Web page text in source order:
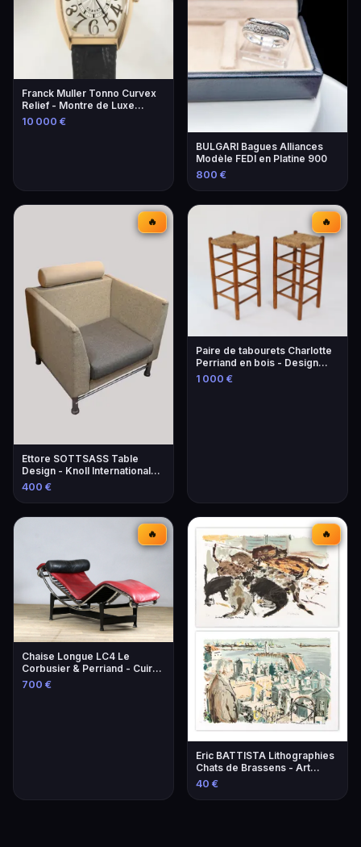
Franck Muller Tonno Curvex
Relief - Montre de Luxe
Unique
10 000 €
BULGARI Bagues Alliances
Modèle FEDI en Platine 900
800 €
🔥
Ettore SOTTSASS Table
Design - Knoll International
Éditeur
400 €
🔥
Paire de tabourets Charlotte
Perriand en bois - Design
iconique
1 000 €
🔥
Chaise Longue LC4 Le
Corbusier & Perriand - Cuir
Lie-de-Vin
700 €
🔥
Eric BATTISTA Lithographies
Chats de Brassens - Art
Contemporain
40 €